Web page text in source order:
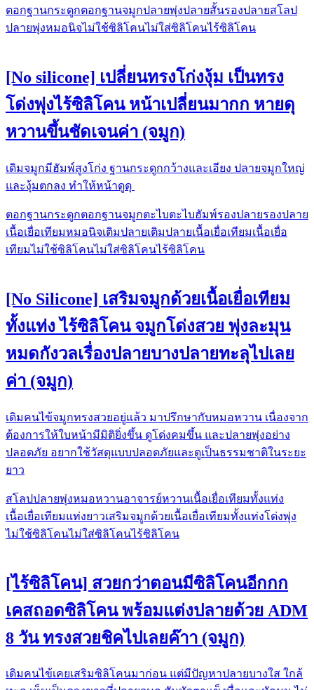
ตอกฐานกระดูกตอกฐานจมูกปลายพุ่งปลายสั้นรองปลายสโลป
ปลายพุ่งหมอนิจไม่ใช้ซิลิโคนไม่ใส่ซิลิโคนไร้ซิลิโคน
[No silicone] เปลี่ยนทรงโก่งงุ้ม เป็นทรง
โด่งพุ่งไร้ซิลิโคน หน้าเปลี่ยนมากก หายดุ
หวานขึ้นชัดเจนค่า (จมูก)
เดิมจมูกมีฮัมพ์สูงโก่ง ฐานกระดูกกว้างและเอียง ปลายจมูกใหญ่
และงุ้มตกลง ทำให้หน้าดูดุ
ตอกฐานกระดูกตอกฐานจมูกตะไบตะไบฮัมพ์รองปลายรองปลาย
เนื้อเยื่อเทียมหมอนิจเติมปลายเติมปลายเนื้อเยื่อเทียมเนื้อเยื่อ
เทียมไม่ใช้ซิลิโคนไม่ใส่ซิลิโคนไร้ซิลิโคน
[No Silicone] เสริมจมูกด้วยเนื้อเยื่อเทียม
ทั้งแท่ง ไร้ซิลิโคน จมูกโด่งสวย พุ่งละมุน
หมดกังวลเรื่องปลายบางปลายทะลุไปเลย
ค่า (จมูก)
เดิมคนไข้จมูกทรงสวยอยู่แล้ว มาปรึกษากับหมอหวาน เนื่องจาก
ต้องการให้ใบหน้ามีมิติยิ่งขึ้น ดูโด่งคมขึ้น และปลายพุ่งอย่าง
ปลอดภัย อยากใช้วัสดุแบบปลอดภัยและดูเป็นธรรมชาติในระยะ
ยาว
สโลปปลายพุ่งหมอหวานอาจารย์หวานเนื้อเยื่อเทียมทั้งแท่ง
เนื้อเยื่อเทียมแท่งยาวเสริมจมูกด้วยเนื้อเยื่อเทียมทั้งแท่งโด่งพุ่ง
ไม่ใช้ซิลิโคนไม่ใส่ซิลิโคนไร้ซิลิโคน
[ไร้ซิลิโคน] สวยกว่าตอนมีซิลิโคนอีกกก
เคสถอดซิลิโคน พร้อมแต่งปลายด้วย ADM
8 วัน ทรงสวยชิคไปเลยค๊าา (จมูก)
เดิมคนไข้เคยเสริมซิลิโคน​มา​ก่อน​ แต่มีปัญหาปลายบางใส​ ใกล้